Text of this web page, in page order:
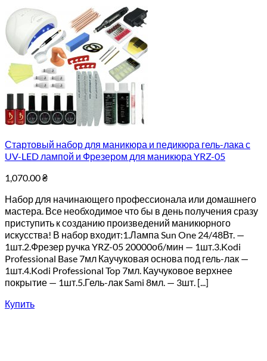
Стартовый набор для маникюра и педикюра гель-лака с
UV-LED лампой и Фрезером для маникюра YRZ-05
1,070.00₴
Набор для начинающего профессионала или домашнего
мастера. Все необходимое что бы в день получения сразу
приступить к созданию произведений маникюрного
искусства! В набор входит:1.Лампа Sun One 24/48Вт. —
1шт.2.Фрезер ручка YRZ-05 20000об/мин — 1шт.3.Kodi
Professional Base 7мл Каучуковая основа под гель-лак —
1шт.4.Kodi Professional Top 7мл. Каучуковое верхнее
покрытие — 1шт.5.Гель-лак Sami 8мл. — 3шт. [...]
Купить